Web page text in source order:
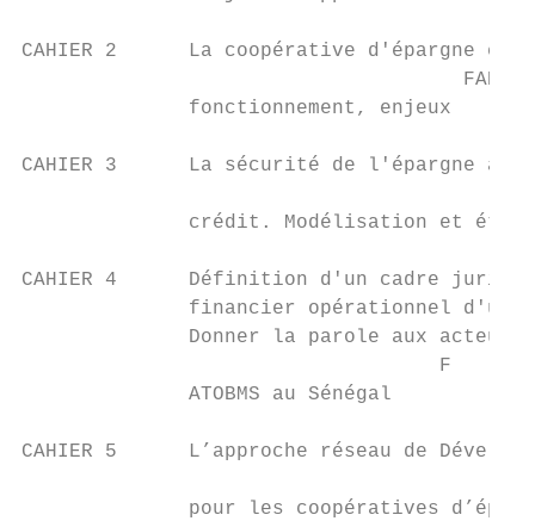
CAHIER 2      La coopérative d'épargne
                                     FAE
              fonctionnement, enjeux
CAHIER 3      La sécurité de l'épargne à
crédit. Modélisation et
CAHIER 4      Définition d'un cadre
financier opérationnel d'un
Donner la parole aux
                                   F
              ATOBMS au Sénégal
CAHIER 5      L’approche réseau de
pour les coopératives